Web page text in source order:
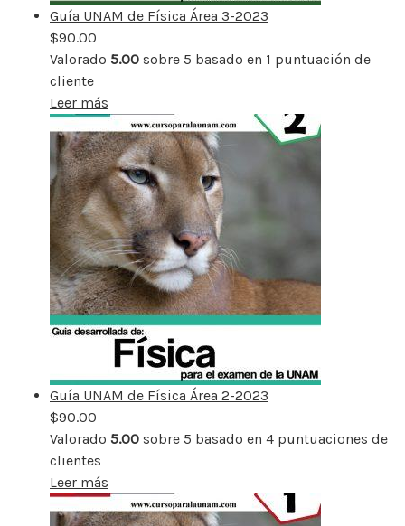
Guía UNAM de Física Área 3-2023
$90.00
Valorado 5.00 sobre 5 basado en 1 puntuación de
cliente
Leer más
Guía UNAM de Física Área 2-2023
$90.00
Valorado 5.00 sobre 5 basado en 4 puntuaciones de
clientes
Leer más